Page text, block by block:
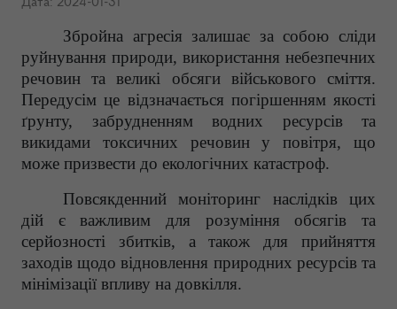
Збройна агресія залишає за собою сліди
руйнування природи, використання небезпечних
речовин та великі обсяги військового сміття.
Передусім це відзначається погіршенням якості
ґрунту, забрудненням водних ресурсів та
викидами токсичних речовин у повітря, що
може призвести до екологічних катастроф.
Повсякденний моніторинг наслідків цих
дій є важливим для розуміння обсягів та
серйозності збитків, а також для прийняття
заходів щодо відновлення природних ресурсів та
мінімізації впливу на довкілля.